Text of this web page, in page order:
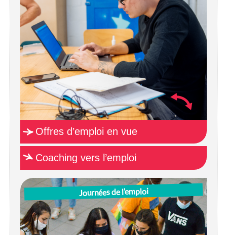
Offres d’emploi en vue
Coaching vers l’emploi
Journées de l’emploi
JES Brussels organise pour vous une rencontre
avec un employeur intéressant. Regardez, prennez
note et inscrivez-vous aux évènements
programmés dans notre agenda! Vous reçevrez